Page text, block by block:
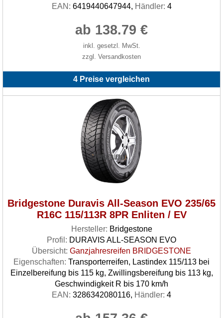
EAN: 6419440647944, Händler: 4
ab 138.79 €
inkl. gesetzl. MwSt.
zzgl. Versandkosten
4 Preise vergleichen
Bridgestone Duravis All-Season EVO 235/65
R16C 115/113R 8PR Enliten / EV
Hersteller: Bridgestone
Profil: DURAVIS ALL-SEASON EVO
Übersicht: Ganzjahresreifen BRIDGESTONE
Eigenschaften: Transporterreifen, Lastindex 115/113 bei
Einzelbereifung bis 115 kg, Zwillingsbereifung bis 113 kg,
Geschwindigkeit R bis 170 km/h
EAN: 3286342080116, Händler: 4